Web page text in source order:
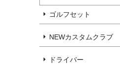
ゴルフセット
NEWカスタムクラブ
ドライバー